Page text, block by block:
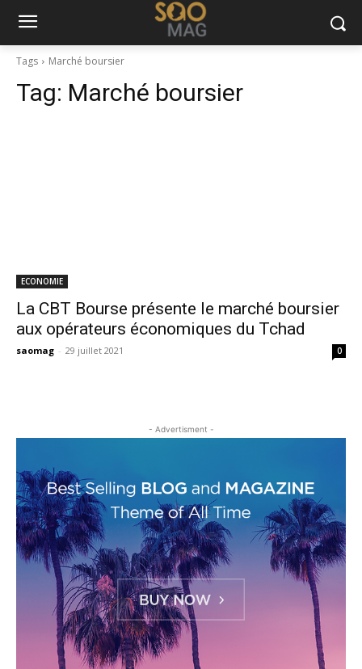
Tags Marché boursier
Tag: Marché boursier
ECONOMIE
La CBT Bourse présente le marché boursier
aux opérateurs économiques du Tchad
saomag - 29 juillet 2021 0
- Advertisment -